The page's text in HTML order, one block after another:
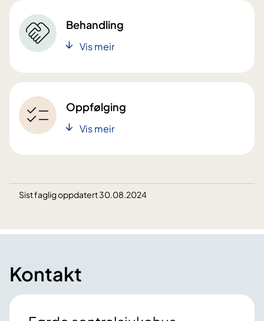
Behandling
Vis meir
Oppfølging
Vis meir
Sist faglig oppdatert 30.08.2024
Kontakt